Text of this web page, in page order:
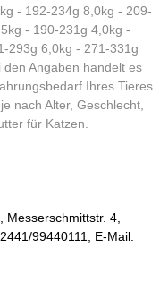
- 192-234g 8,0kg - 209-
- 190-231g 4,0kg -
293g 6,0kg - 271-331g
Angaben handelt es
Ihres Tieres
nach Alter, Geschlecht,
für Katzen.
4,
99440111, E-Mail: